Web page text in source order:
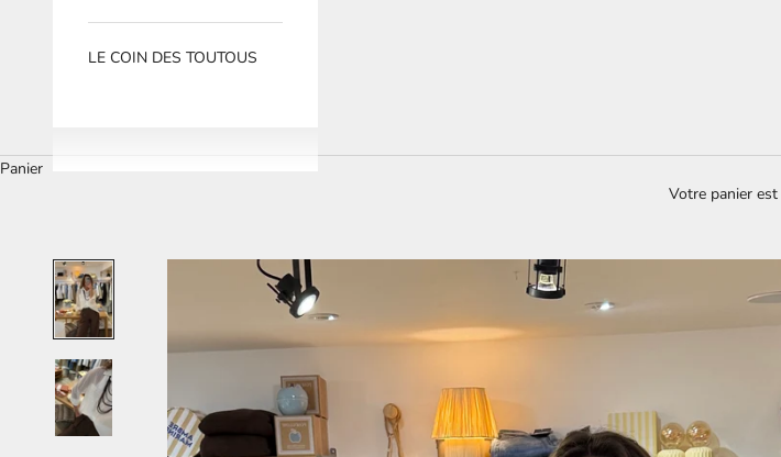
LE COIN DES TOUTOUS
Panier
Votre panier